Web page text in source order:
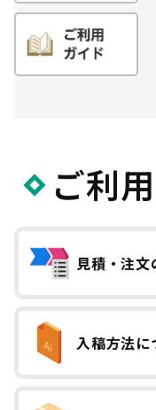
ご利
見積・注文
入稿方法に